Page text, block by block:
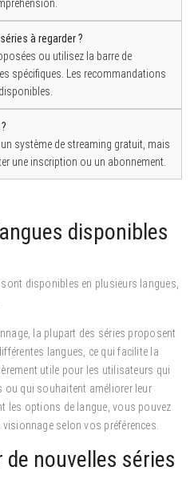
à regarder ?
ou utilisez la barre de
spécifiques. Les recommandations
système de streaming gratuit, mais
une inscription ou un abonnement.
disponibles
sont disponibles en plusieurs langues,
la plupart des séries proposent
langues, ce qui facilite la
utile pour les utilisateurs qui
ou qui souhaitent améliorer leur
les options de langue, vous pouvez
selon vos préférences.
nouvelles séries